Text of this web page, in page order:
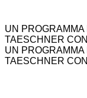
UN
TAESCHNER
UN
TAESCHNER